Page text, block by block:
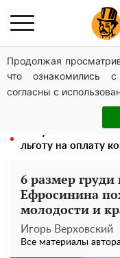
Продолжая
что ознакомились
согласны с
Голая Елена
отвисать челюсти:
Полностью голая
"прелестями":
льготу на оплату
6 размер
Ефросинина
молодости и
Игорь Верховский
Все материалы автора